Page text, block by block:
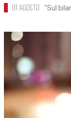
01 AGOSTO "Sul